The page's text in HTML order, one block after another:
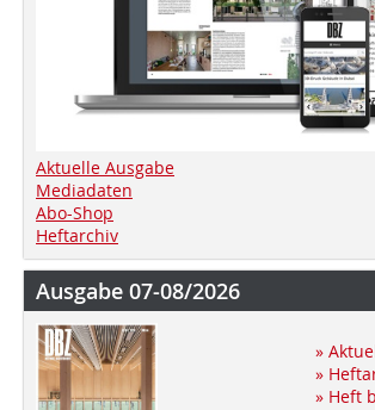
Aktuelle Ausgabe
Mediadaten
Abo-Shop
Heftarchiv
Ausgabe 07-08/2026
»
»
» Heft